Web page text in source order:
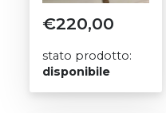
€220,00
stato prodotto:
disponibile